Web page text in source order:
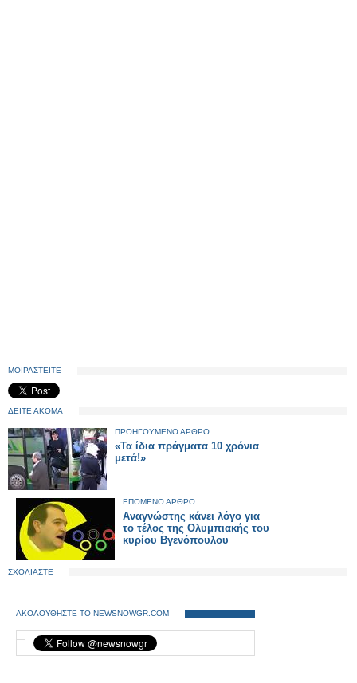
ΜΟΙΡΑΣΤΕΙΤΕ
ΔΕΙΤΕ ΑΚΟΜΑ
ΠΡΟΗΓΟΥΜΕΝΟ ΑΡΘΡΟ
«Τα ίδια πράγματα 10 χρόνια
μετά!»
ΕΠΟΜΕΝΟ ΑΡΘΡΟ
Αναγνώστης κάνει λόγο για
το τέλος της Ολυμπιακής του
κυρίου Βγενόπουλου
ΣΧΟΛΙΑΣΤΕ
ΑΚΟΛΟΥΘΗΣΤΕ ΤΟ NEWSNOWGR.COM